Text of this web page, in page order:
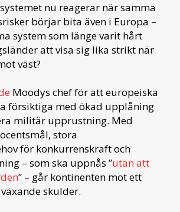
nu reagerar när samma
börjar bita även i Europa –
system som länge varit hårt
att visa sig lika strikt när
väst?
Moodys chef för att europeiska
försiktiga med ökad upplåning
militär upprustning. Med
stora
för konkurrenskraft och
– som ska uppnås ”utan att
” – går kontinenten mot ett
skulder.